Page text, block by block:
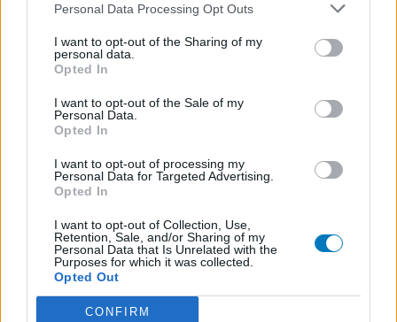
Personal Data Processing Opt Outs
I want to opt-out of the Sharing of my
personal data.
Opted In
I want to opt-out of the Sale of my
Personal Data.
Opted In
I want to opt-out of processing my
Personal Data for Targeted Advertising.
Opted In
I want to opt-out of Collection, Use,
Retention, Sale, and/or Sharing of my
Personal Data that Is Unrelated with the
Purposes for which it was collected.
Opted Out
CONFIRM
reviews alleen een beeld van de ervaring van de schrijvers en niet
die van de eigenaar van deze website. Denk er aan dat de
ervaringen kunnen verschillen van persoon tot persoon en dat u
voor medisch advies altijd contact op moet nemen met uw arts of